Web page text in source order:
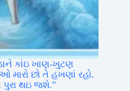
કાંઇ ખાણ-ખુટણ
મારો છો તે હખણાં રહો.
પુરા થઇ જશે.”